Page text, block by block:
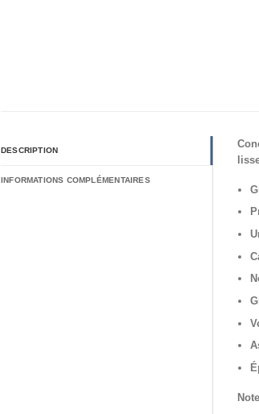
DESCRIPTION
INFORMATIONS COMPLÉMENTAIRES